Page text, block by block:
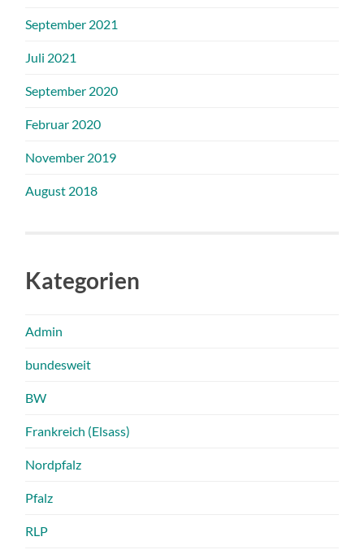
September 2021
Juli 2021
September 2020
Februar 2020
November 2019
August 2018
Kategorien
Admin
bundesweit
BW
Frankreich (Elsass)
Nordpfalz
Pfalz
RLP